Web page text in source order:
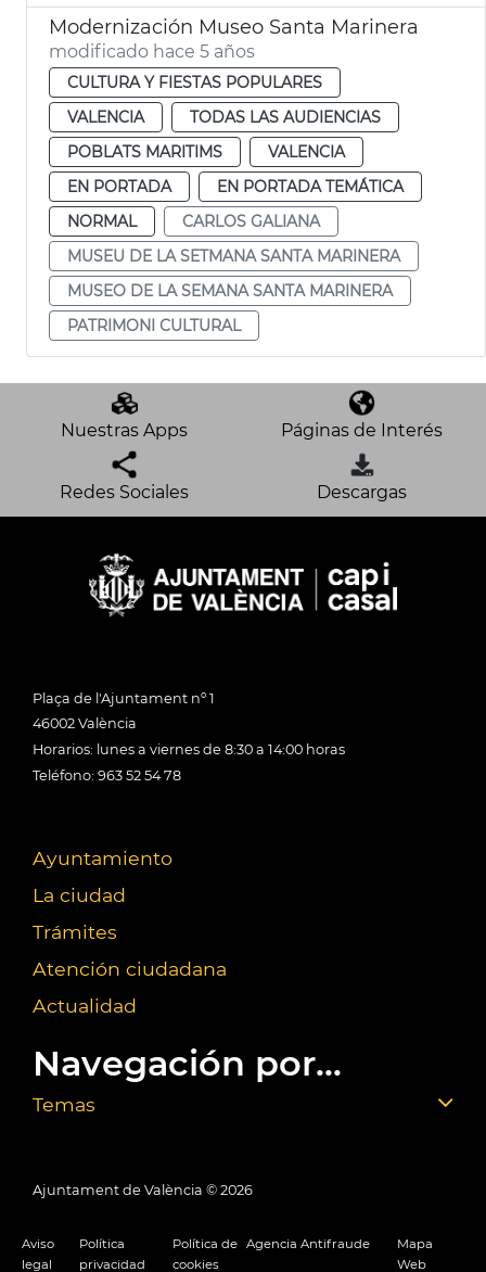
Modernización Museo Santa Marinera
modificado hace 5 años
CULTURA Y FIESTAS POPULARES
VALENCIA
TODAS LAS AUDIENCIAS
POBLATS MARITIMS
VALENCIA
EN PORTADA
EN PORTADA TEMÁTICA
NORMAL
CARLOS GALIANA
MUSEU DE LA SETMANA SANTA MARINERA
MUSEO DE LA SEMANA SANTA MARINERA
PATRIMONI CULTURAL
Nuestras Apps Páginas de Interés
Redes Sociales Descargas
Plaça de l'Ajuntament nº 1
46002 València
Horarios: lunes a viernes de 8:30 a 14:00 horas
Teléfono: 963 52 54 78
Ayuntamiento
La ciudad
Trámites
Atención ciudadana
Actualidad
Navegación por...
Temas
Ajuntament de València © 2026
Aviso
legal
Política
privacidad
Política de
cookies
Agencia Antifraude
Mapa
Web